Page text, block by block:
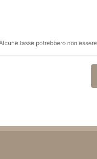
tasse potrebbero non